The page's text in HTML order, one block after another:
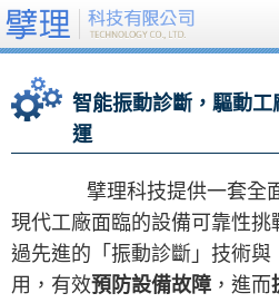
智能振動診斷，驅動
運
擘理科技提供一套全
現代工廠面臨的設備可靠性挑
過先進的「振動診斷」技術與
用，有效預防設備故障 ，進而